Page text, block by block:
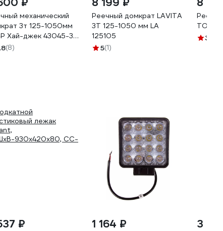
механический
3т 125-1050мм
Хай-джек 43045-3-
(8)
Реечный домкрат LAVITA
3Т 125-1050 мм LA
125105
5(1)
TORIN
3
₽ 1 164 ₽ 3